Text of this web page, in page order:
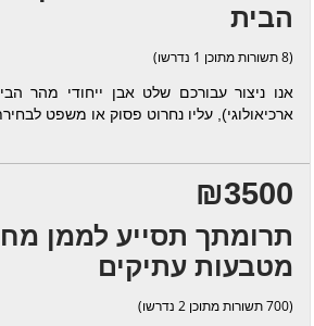
הבית
(8 תשורות מתוכן 1 נדרשו)
אנו ניצור עבורכם שלט אבן ייחודי מהר
ארכיאולוגי), עליו נחרוט פסוק או משפט
₪3500
מטבעות עתיקים
(700 תשורות מתוכן 2 נדרשו)